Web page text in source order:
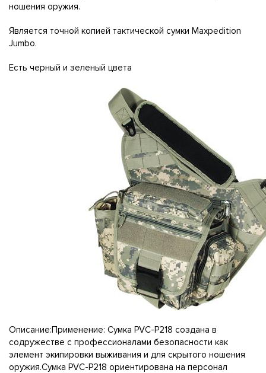
ношения оружия.
Является точной копией тактической сумки Maxpedition
Jumbo.
Есть черный и зеленый цвета
Описание:Применение: Сумка PVC-P218 создана в
содружестве с профессионалами безопасности как
элемент экипировки выживания и для скрытого ношения
оружия.Сумка PVC-P218 ориентирована на персонал